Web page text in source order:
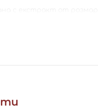
форма и цвят.